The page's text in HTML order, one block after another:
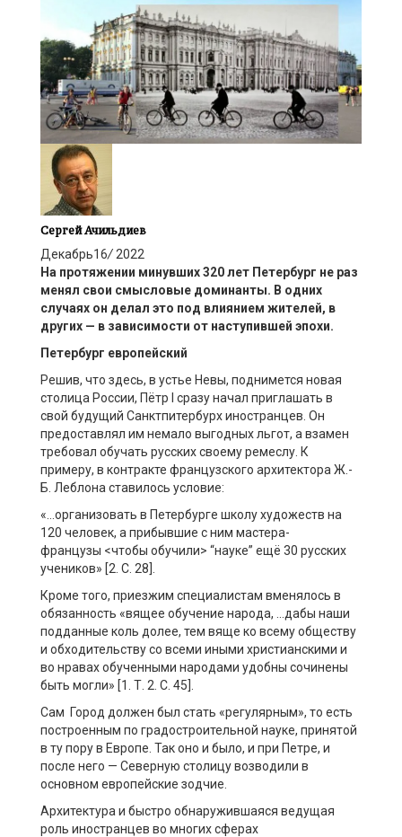
Сергей Ачильдиев
Декабрь16/ 2022
На протяжении минувших320 лет Петербург не раз
менял свои смысловые доминанты. В одних
случаях он делал это под влиянием жителей, в
других — в зависимости от наступившей эпохи.
Петербург европейский
Решив, что здесь, в устье Невы, поднимется новая
столица России, Пётр I сразу начал приглашать в
свой будущий Санктпитербурх иностранцев. Он
предоставлял им немало выгодных льгот, а взамен
требовал обучать русских своему ремеслу. К
примеру, в контракте французского архитектора Ж.-
Б. Леблона ставилось условие:
«…организовать в Петербурге школу художеств на
120 человек, а прибывшие с ним мастера-
французы <чтобы обучили> “науке” ещё 30 русских
учеников» [2. С. 28].
Кроме того, приезжим специалистам вменялось в
обязанность «вящее обучение народа, …дабы наши
подданные коль долее, тем вяще ко всему обществу
и обходительству со всеми иными христианскими и
во нравах обученными народами удобны сочинены
быть могли» [1. Т. 2. С. 45].
Сам Город должен был стать «регулярным», то есть
построенным по градостроительной науке, принятой
в ту пору в Европе. Так оно и было, и при Петре, и
после него — Северную столицу возводили в
основном европейские зодчие.
Архитектура и быстро обнаружившаяся ведущая
роль иностранцев во многих сферах